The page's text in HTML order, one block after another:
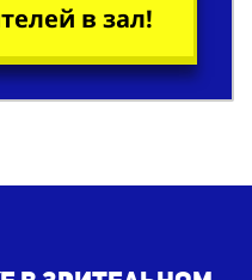
в зал!